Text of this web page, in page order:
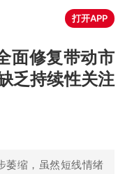
打开APP
面修复带动市
乏持续性关注
萎缩，虽然短线情绪